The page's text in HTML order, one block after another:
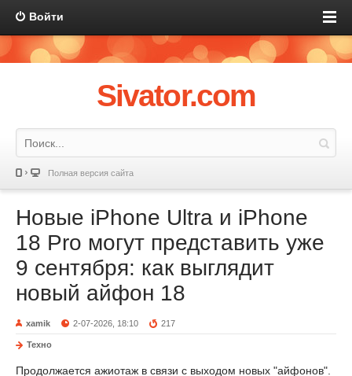
Войти
Sivator.com
Полная версия сайта
Новые iPhone Ultra и iPhone
18 Pro могут представить уже
9 сентября: как выглядит
новый айфон 18
xamik 2-07-2026, 18:10 217
Техно
Продолжается ажиотаж в связи с выходом новых "айфонов".